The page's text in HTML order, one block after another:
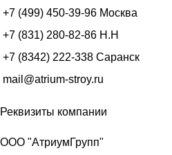
+7 (499) 450-39-96 Москва
+7 (831) 280-82-86 Н.Н
+7 (8342) 222-338 Саранск
mail@atrium-stroy.ru
Реквизиты компании
ООО "АтриумГрупп"